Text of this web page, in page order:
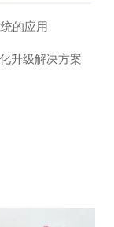
的应用
升级解决方案